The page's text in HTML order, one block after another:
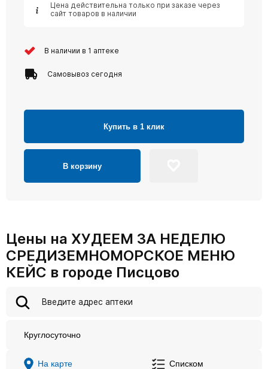
Цена действительна только при заказе через
сайт товаров в наличии
В наличии в 1 аптеке
Самовывоз сегодня
Купить в 1 клик
В корзину
Цены на ХУДЕЕМ ЗА НЕДЕЛЮ
СРЕДИЗЕМНОМОРСКОЕ МЕНЮ
КЕЙС в городе Писцово
Круглосуточно
На карте Списком